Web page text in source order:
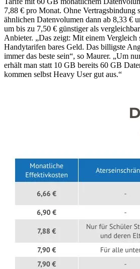
7,88 € pro Monat. Ohne Vertragsbindung
ähnlichen Datenvolumen dann ab 8,33 €
um bis zu 7,50 € günstiger als
Anbieter. „Das zeigt: Mit einem Vergleich
Handytarifen bares Geld. Das billigste
immer das beste sein“, so Maurer. „Um
erhält man statt 10 GB bereits 60 GB
kommen selbst Heavy User gut aus.“